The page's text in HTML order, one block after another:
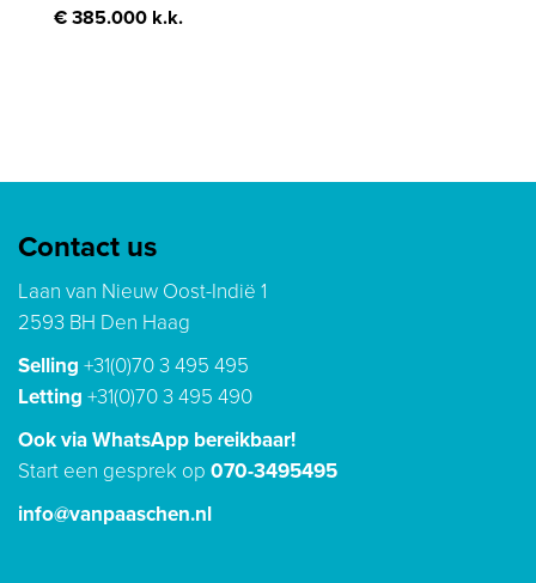
€ 385.000 k.k.
Contact us
Laan van Nieuw Oost-Indië 1
2593 BH Den Haag
Selling +31(0)70 3 495 495
Letting +31(0)70 3 495 490
Ook via WhatsApp bereikbaar!
Start een gesprek op 070-3495495
info@vanpaaschen.nl